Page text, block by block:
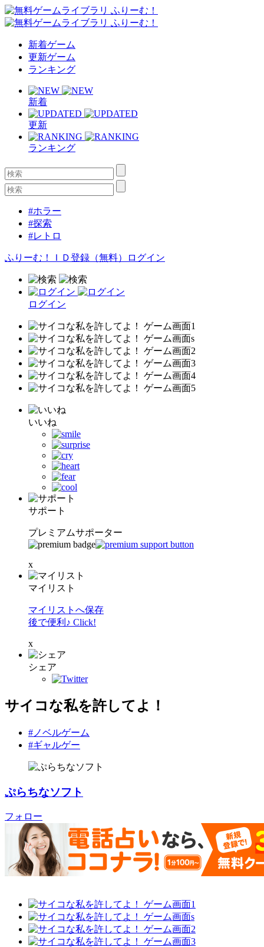
新着ゲーム
更新ゲーム
ランキング
新着
更新
ランキング
#ホラー
#探索
#レトロ
ふりーむ！ＩＤ登録（無料） ログイン
ログイン
いいね
サポート
プレミアムサポーター
x
マイリスト
マイリストへ保存
後で便利♪ Click!
x
シェア
サイコな私を許してよ！
#ノベルゲーム
#ギャルゲー
ぷらちなソフト
フォロー